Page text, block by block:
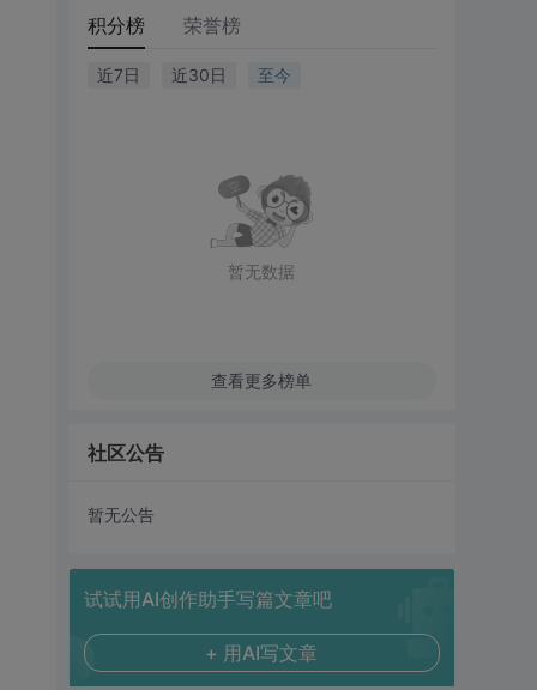
积分榜 荣誉榜
近7日 近30日 至今
暂无数据
查看更多榜单
社区公告
暂无公告
试试用AI创作助手写篇文章吧
+ 用AI写文章